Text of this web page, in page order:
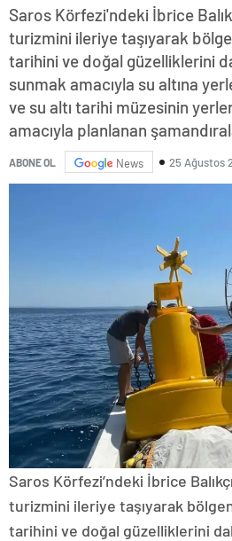
Saros Körfezi'ndeki İbrice
turizmini ileriye taşıyarak
tarihini ve doğal güzelliklerini
sunmak amacıyla su altına
ve su altı tarihi müzesinin
amacıyla planlanan
ABONE OL News 25 Ağustos
Saros Körfezi’ndeki İbrice
turizmini ileriye taşıyarak
tarihini ve doğal güzelliklerini